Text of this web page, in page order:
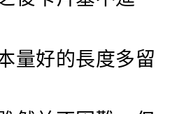
量好的長度多留